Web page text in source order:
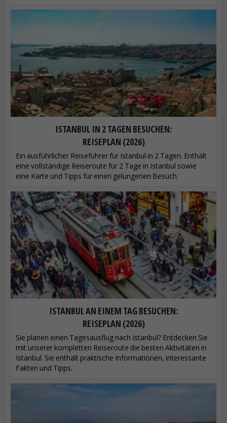
ISTANBUL IN 2 TAGEN BESUCHEN:
REISEPLAN (2026)
Ein ausführlicher Reiseführer für Istanbul in 2 Tagen. Enthält
eine vollständige Reiseroute für 2 Tage in Istanbul sowie
eine Karte und Tipps für einen gelungenen Besuch.
ISTANBUL AN EINEM TAG BESUCHEN:
REISEPLAN (2026)
Sie planen einen Tagesausflug nach Istanbul? Entdecken Sie
mit unserer kompletten Reiseroute die besten Aktivitäten in
Istanbul. Sie enthält praktische Informationen, interessante
Fakten und Tipps.